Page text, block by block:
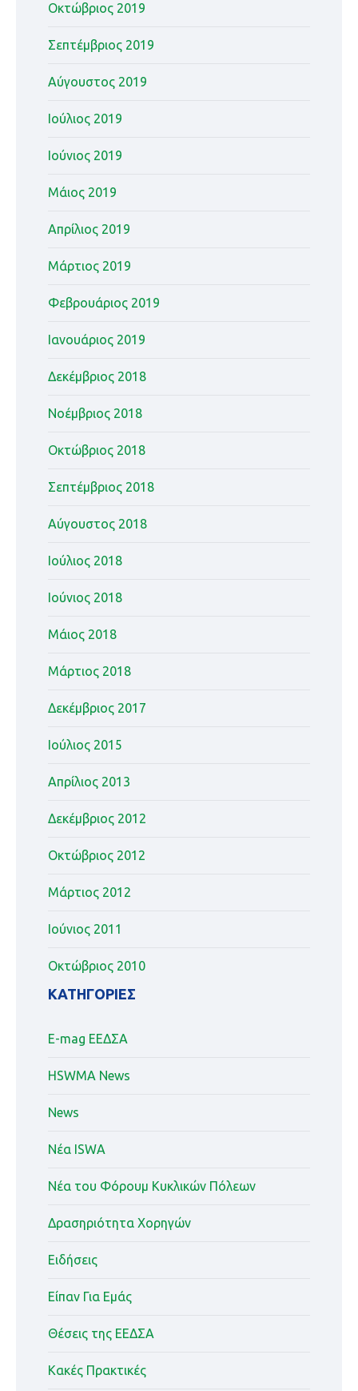
Οκτώβριος 2019
Σεπτέμβριος 2019
Αύγουστος 2019
Ιούλιος 2019
Ιούνιος 2019
Μάιος 2019
Απρίλιος 2019
Μάρτιος 2019
Φεβρουάριος 2019
Ιανουάριος 2019
Δεκέμβριος 2018
Νοέμβριος 2018
Οκτώβριος 2018
Σεπτέμβριος 2018
Αύγουστος 2018
Ιούλιος 2018
Ιούνιος 2018
Μάιος 2018
Μάρτιος 2018
Δεκέμβριος 2017
Ιούλιος 2015
Απρίλιος 2013
Δεκέμβριος 2012
Οκτώβριος 2012
Μάρτιος 2012
Ιούνιος 2011
Οκτώβριος 2010
KΑΤΗΓΟΡΊΕΣ
E-mag ΕΕΔΣΑ
HSWMA News
News
Nέα ISWA
Nέα του Φόρουμ Κυκλικών Πόλεων
Δρασηριότητα Χορηγών
Ειδήσεις
Είπαν Για Εμάς
Θέσεις της ΕΕΔΣΑ
Κακές Πρακτικές